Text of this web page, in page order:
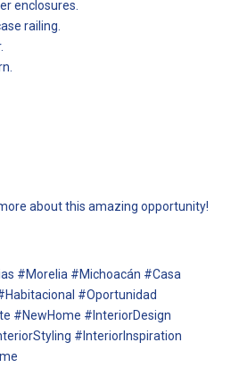
enclosures.
railing.
about this amazing opportunity!
#Morelia #Michoacán #Casa
#Oportunidad
#NewHome #InteriorDesign
#InteriorInspiration